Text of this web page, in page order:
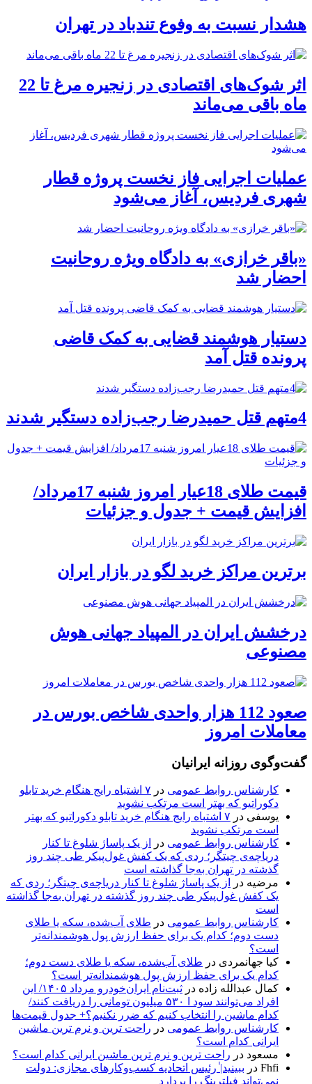
هشدار نسبت به وفوع تندباد در تهران
اثر شوک‌های اقتصادی در زنجیره مرغ تا 22
ماه باقی می‌ماند
عملیات اجرایی فاز نخست پروژه قطار
شهری فردیس، آغاز می‌شود
«باقر خرازی» به دادگاه ویژه روحانیت
احضار شد
دستیار هوشمند قضایی به کمک قاضی
پرونده قتل آمد
4متهم قتل حمیدرضا رجب‌زاده دستگیر شدند
قیمت طلای 18عیار امروز شنبه 17مرداد/
افزایش قیمت + جدول و جزئیات
برترین مراکز خرید لگو در بازار ایران
درخشش ایران در المپیاد جهانی هوش
مصنوعی
صعود 112 هزار واحدی شاخص بورس در
معاملات امروز
گفت‌وگوی روزانه ایرانیان
کارشناس روابط عمومی در
۷ اشتباه رایج هنگام خرید تابلو
دکوراتیو که بهتر است مرتکب نشوید
یوسفی در
۷ اشتباه رایج هنگام خرید تابلو دکوراتیو که بهتر
است مرتکب نشوید
کارشناس روابط عمومی در
از یک پاساژ شلوغ تا کنار
دریاچه‌ی چیتگر؛ ردی که یک کفش غول‌پیکر طی چند روز
گذشته در تهران به‌جا گذاشته است
مرضیه در
از یک پاساژ شلوغ تا کنار دریاچه‌ی چیتگر؛ ردی که
یک کفش غول‌پیکر طی چند روز گذشته در تهران به‌جا گذاشته
است
کارشناس روابط عمومی در طلای آب‌شده، سکه یا طلای
دست دوم؛ کدام یک برای حفظ ارزش پول هوشمندانه‌تر
است؟
کیا جهانمردی در طلای آب‌شده، سکه یا طلای دست دوم؛
کدام یک برای حفظ ارزش پول هوشمندانه‌تر است؟
کمال عبدالله زاده در
ثبت‌نام ایران‌خودرو مرداد ۱۴۰۵/ این
افراد می‌توانند سود ا ۵۳۰ میلیون تومانی را دریافت کنند/
کدام ماشین را انتخاب کنیم که ضرر نکنیم؟+ جدول قیمت‌ها
کارشناس روابط عمومی در راحت ترین و نرم ترین ماشین
ایرانی کدام است؟
مسعود در راحت ترین و نرم ترین ماشین ایرانی کدام است؟
Fhfi در ببینید| ٰرئیس اتحادیه کسب‌وکارهای مجازی: دولت
نمی‌تواند فیلترینگ را بردارد